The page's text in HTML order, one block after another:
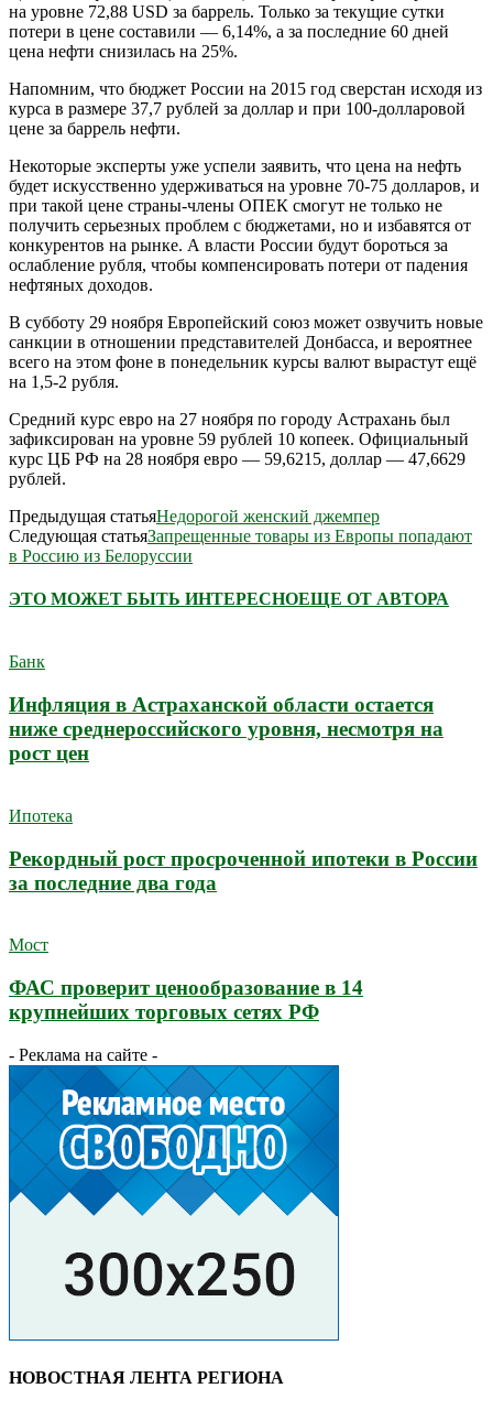
на уровне 72,88 USD за баррель. Только за текущие сутки
потери в цене составили — 6,14%, а за последние 60 дней
цена нефти снизилась на 25%.
Напомним, что бюджет России на 2015 год сверстан исходя из
курса в размере 37,7 рублей за доллар и при 100-долларовой
цене за баррель нефти.
Некоторые эксперты уже успели заявить, что цена на нефть
будет искусственно удерживаться на уровне 70-75 долларов, и
при такой цене страны-члены ОПЕК смогут не только не
получить серьезных проблем с бюджетами, но и избавятся от
конкурентов на рынке. А власти России будут бороться за
ослабление рубля, чтобы компенсировать потери от падения
нефтяных доходов.
В субботу 29 ноября Европейский союз может озвучить новые
санкции в отношении представителей Донбасса, и вероятнее
всего на этом фоне в понедельник курсы валют вырастут ещё
на 1,5-2 рубля.
Средний курс евро на 27 ноября по городу Астрахань был
зафиксирован на уровне 59 рублей 10 копеек. Официальный
курс ЦБ РФ на 28 ноября евро — 59,6215, доллар — 47,6629
рублей.
Предыдущая статьяНедорогой женский джемпер
Следующая статьяЗапрещенные товары из Европы попадают
в Россию из Белоруссии
ЭТО МОЖЕТ БЫТЬ ИНТЕРЕСНОЕЩЕ ОТ АВТОРА
Банк
Инфляция в Астраханской области остается
ниже среднероссийского уровня, несмотря на
рост цен
Ипотека
Рекордный рост просроченной ипотеки в России
за последние два года
Мост
ФАС проверит ценообразование в 14
крупнейших торговых сетях РФ
- Реклама на сайте -
НОВОСТНАЯ ЛЕНТА РЕГИОНА